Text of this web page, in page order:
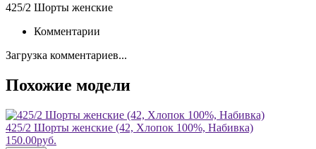
425/2 Шорты женские
Комментарии
Загрузка комментариев...
Похожие модели
425/2 Шорты женские (42, Хлопок 100%, Набивка)
150.00руб.